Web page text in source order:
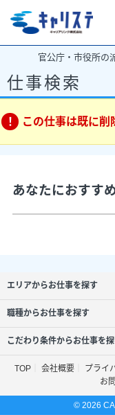
官公庁・市役所の
仕事検索
この仕事は既に削
あなたにおすす
エリアからお仕事を探す
職種からお仕事を探す
こだわり条件からお仕事を
TOP 会社概要 プライ
お
© 2026